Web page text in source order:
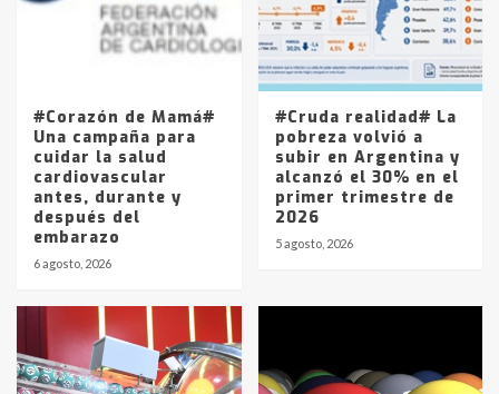
Los precios de los combustibles en
La Pampa, desde YPF hasta Axion
entre 857 a 1338 pesos
#Corazón de Mamá#
Una campaña para
cuidar la salud
cardiovascular
antes, durante y
después del
embarazo
6 agosto, 2026
#Cruda realidad# La
pobreza volvió a
subir en Argentina y
alcanzó el 30% en el
primer trimestre de
2026
5 agosto, 2026